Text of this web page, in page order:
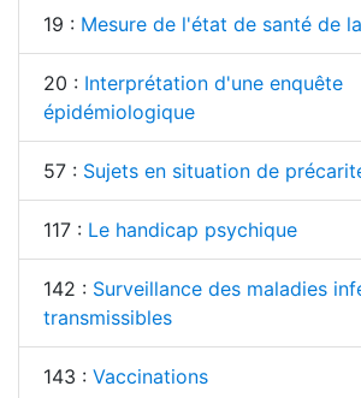
19 : Mesure de l'état de santé de
20 : Interprétation d'une enquête
épidémiologique
57 : Sujets en situation de
117 : Le handicap psychique
142 : Surveillance des maladies
transmissibles
143 : Vaccinations